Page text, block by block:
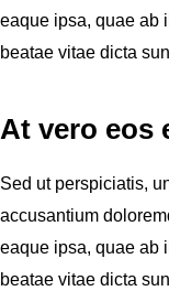
eaque ipsa, quae ab
beatae vitae dicta
At vero eos
Sed ut perspiciatis,
accusantium
eaque ipsa, quae ab
beatae vitae dicta